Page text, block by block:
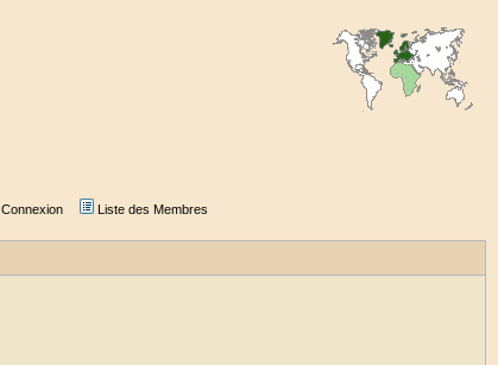
Connexion Liste des Membres